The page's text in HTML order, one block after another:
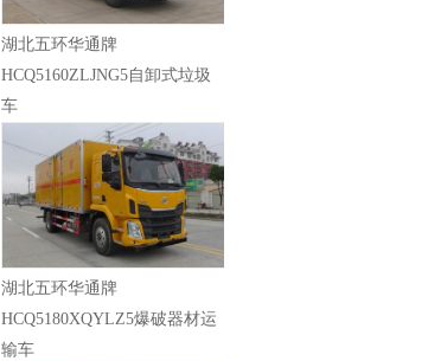
湖北五环华通牌
HCQ5160ZLJNG5自卸式垃圾
车
湖北五环华通牌
HCQ5180XQYLZ5爆破器材运
输车